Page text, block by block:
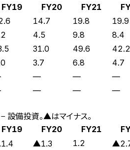
FY19 FY20 FY21
14.7 19.8 19.9
4.5 9.8 8.4
31.0 49.6 42.2
3.7 6.8 4.7
— — —
— — —
設備投資。▲はマイナス。
FY19 FY20 FY21
▲1.3 1.2